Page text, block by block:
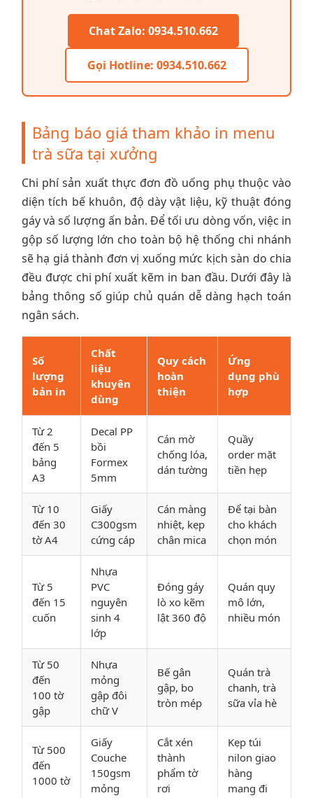
Chat Zalo: 0934.510.662
Gọi Hotline: 0934.510.662
Bảng báo giá tham khảo in menu
trà sữa tại xưởng
Chi phí sản xuất thực đơn đồ uống phụ thuộc vào
diện tích bế khuôn, độ dày vật liệu, kỹ thuật đóng
gáy và số lượng ấn bản. Để tối ưu dòng vốn, việc in
gộp số lượng lớn cho toàn bộ hệ thống chi nhánh
sẽ hạ giá thành đơn vị xuống mức kịch sàn do chia
đều được chi phí xuất kẽm in ban đầu. Dưới đây là
bảng thông số giúp chủ quán dễ dàng hạch toán
ngân sách.
Số
lượng
bản in
Chất
liệu
khuyên
dùng
Quy cách
hoàn
thiện
Ứng
dụng phù
hợp
Từ 2
đến 5
bảng
A3
Decal PP
bồi
Formex
5mm
Cán mờ
chống lóa,
dán tường
Quầy
order mặt
tiền hẹp
Từ 10
đến 30
tờ A4
Giấy
C300gsm
cứng cáp
Cán màng
nhiệt, kẹp
chân mica
Để tại bàn
cho khách
chọn món
Từ 5
đến 15
cuốn
Nhựa
PVC
nguyên
sinh 4
lớp
Đóng gáy
lò xo kẽm
lật 360 độ
Quán quy
mô lớn,
nhiều món
Từ 50
đến
100 tờ
gập
Nhựa
mỏng
gập đôi
chữ V
Bế gân
gập, bo
tròn mép
Quán trà
chanh, trà
sữa vỉa hè
Từ 500
đến
1000 tờ
Giấy
Couche
150gsm
mỏng
Cắt xén
thành
phẩm tờ
rơi
Kẹp túi
nilon giao
hàng
mang đi